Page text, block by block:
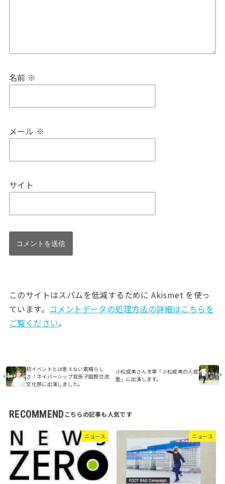
名前 ※
メール ※
サイト
このサイトはスパムを低減するために Akismet を使っ
ています。 コメントデータの処理方法の詳細はこちらを
ご覧ください。
初イベントとは思えない素晴らし
さ！ネイバーシップ我孫子国際交流
文化祭に出演しました。
小松成美さん主宰「小松成美の人成
塾」に出演します。
RECOMMEND
ニュース ニュース